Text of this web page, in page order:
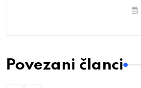
Povezani članci